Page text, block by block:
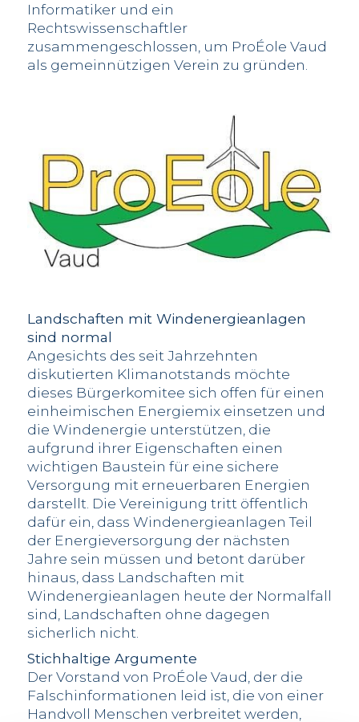
Informatiker und ein
Rechtswissenschaftler
zusammengeschlossen, um ProÉole Vaud
als gemeinnützigen Verein zu gründen.
Landschaften mit Windenergieanlagen
sind normal
Angesichts des seit Jahrzehnten
diskutierten Klimanotstands möchte
dieses Bürgerkomitee sich offen für einen
einheimischen Energiemix einsetzen und
die Windenergie unterstützen, die
aufgrund ihrer Eigenschaften einen
wichtigen Baustein für eine sichere
Versorgung mit erneuerbaren Energien
darstellt. Die Vereinigung tritt öffentlich
dafür ein, dass Windenergieanlagen Teil
der Energieversorgung der nächsten
Jahre sein müssen und betont darüber
hinaus, dass Landschaften mit
Windenergieanlagen heute der Normalfall
sind, Landschaften ohne dagegen
sicherlich nicht.
Stichhaltige Argumente
Der Vorstand von ProÉole Vaud, der die
Falschinformationen leid ist, die von einer
Handvoll Menschen verbreitet werden,